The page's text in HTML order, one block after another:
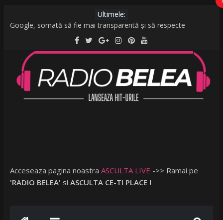
Ultimele:
Google, somată să fie mai transparentă și să respecte
legislația UE: Cum stabilește ordinea rezultatelor unei căutări?
De la caniculă la vijelii în câteva minute. O furtună puternică a
făcut ravagii în zeci de localități și în București
Raed Arafat: Nu cred că vorbim despre discriminare dacă se
limitează accesul celor nevaccinați în anumite locații
AMI – O Fată Obişnuită
Ce a postat Lambada, fosta soție a lui Tzancă Uraganu, la
Acceseaza pagina noastra ASCULTA LIVE ->> Ramai pe
'RADIO BELEA' si ASCULTA CE-TI PLACE !